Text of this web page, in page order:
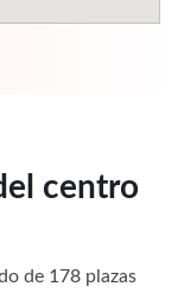
centro
de 178 plazas